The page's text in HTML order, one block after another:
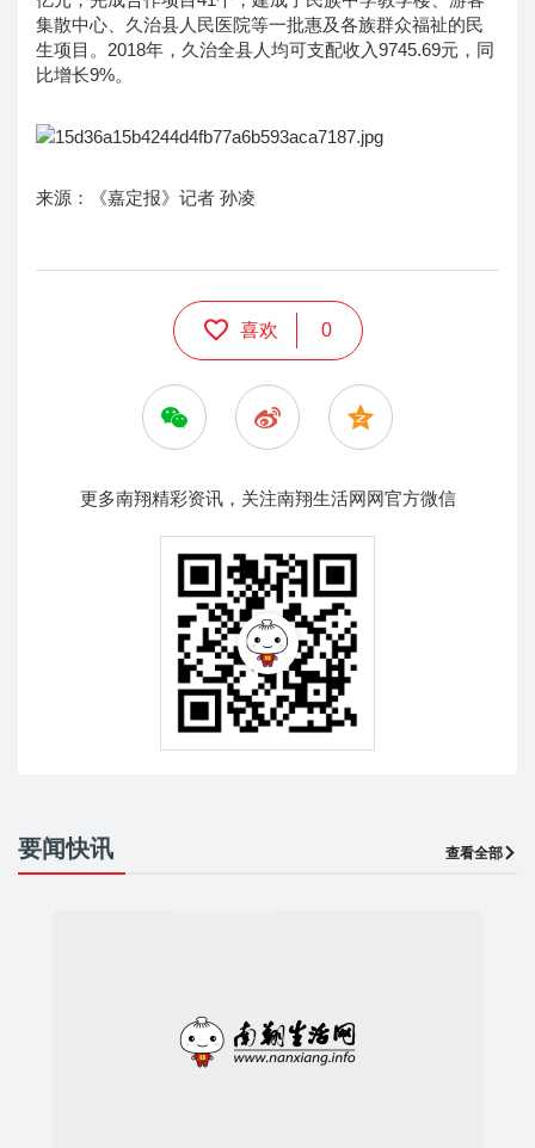
集散中心、久治县人民医院等一批惠及各族群众福祉的民
生项目。2018年，久治全县人均可支配收入9745.69元，同
比增长9%。
来源：《嘉定报》记者 孙凌
喜欢 0
更多南翔精彩资讯，关注南翔生活网网官方微信
要闻快讯 查看全部